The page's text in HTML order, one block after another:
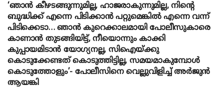
‘ഞാൻ കീഴടങ്ങുന്നുമില്ല, ഹാജരാകുന്നുമില്ല, നിന്റെ
ബുദ്ധിക്ക് എന്നെ പിടിക്കാൻ പറ്റുമെങ്കിൽ എന്നെ വന്ന്
പിടിക്കെടാ… ഞാൻ കുറെക്കാലമായി പോലീസുകാരെ
കാണാൻ തുടങ്ങിയിട്ട്, നീയൊന്നും കാക്കി
കുപ്പായമിടാൻ യോ​ഗ്യനല്ല, സിഐയ്ക്കു
കൊടുക്കേണ്ടത് കൊടുത്തിട്ടില്ല, സമയമാകുമ്പോൾ
കൊടുത്തോളും’- പോലീസിനെ വെല്ലുവിളിച്ച് അർജുൻ
ആയങ്കി